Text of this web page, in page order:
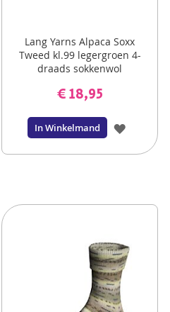
Lang Yarns Alpaca Soxx
Tweed kl.99 legergroen 4-
draads sokkenwol
€ 18,95
In Winkelmand
VOEG
TOE